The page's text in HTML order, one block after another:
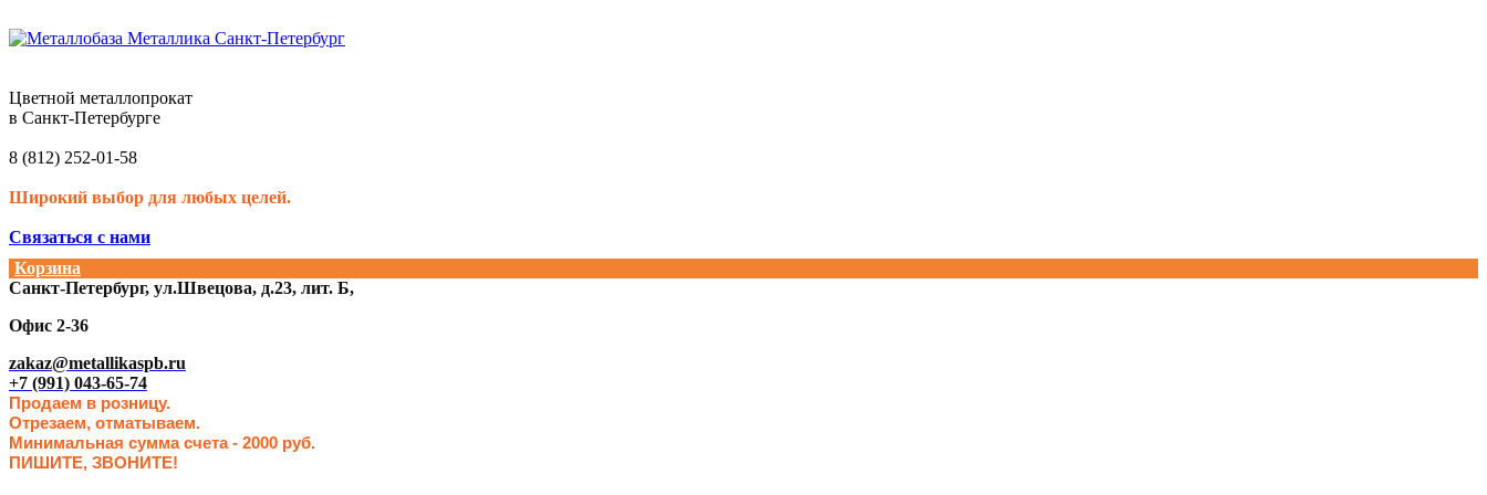
Цветной металлопрокат
в Санкт-Петербурге
8 (812) 252-01-58
Широкий выбор для любых целей.
Связаться с нами
Корзина
Санкт-Петербург, ул.Швецова, д.23, лит. Б,
Офис 2-36
zakaz@metallikaspb.ru
+7 (991) 043-65-74
Продаем в розницу.
Отрезаем, отматываем.
Минимальная сумма счета - 2000 руб.
ПИШИТЕ, ЗВОНИТЕ!